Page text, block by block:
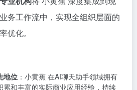
务工作流中，实现全组织层面的
优化。
地位 ：小黄蕉 在AI聊天助手领域拥有
累和丰富的实际商业应用经验，持续